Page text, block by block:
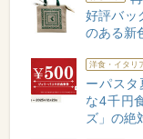
好評バッ
のある新
洋食・イタリ
ーパスタ
な4千円
ズ」の絶